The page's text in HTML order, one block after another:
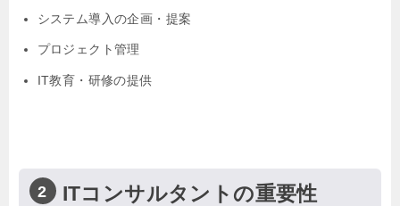
システム導入の企画・提案
プロジェクト管理
IT教育・研修の提供
ITコンサルタントの重要性